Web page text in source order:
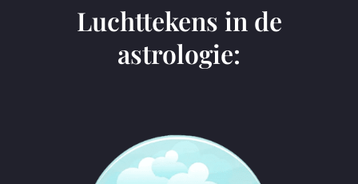
Luchttekens in de
astrologie: